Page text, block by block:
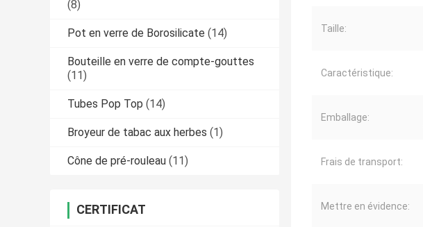
(8)
Pot en verre de Borosilicate (14)
Bouteille en verre de compte-gouttes
(11)
Tubes Pop Top (14)
Broyeur de tabac aux herbes (1)
Cône de pré-rouleau (11)
CERTIFICAT
Taille:
Caractéristique:
Emballage:
Frais de transport:
Mettre en évidence: